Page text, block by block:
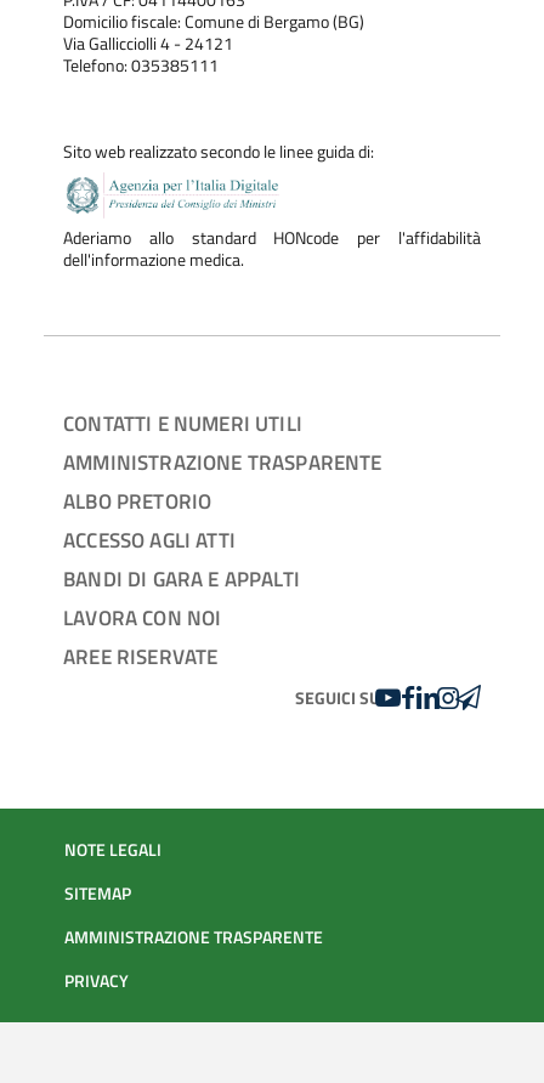
Domicilio fiscale: Comune di Bergamo (BG)
Via Gallicciolli 4 - 24121
Telefono: 035385111
Sito web realizzato secondo le linee guida di:
Aderiamo allo standard HONcode per l'affidabilità
dell'informazione medica.
CONTATTI E NUMERI UTILI
AMMINISTRAZIONE TRASPARENTE
ALBO PRETORIO
ACCESSO AGLI ATTI
BANDI DI GARA E APPALTI
LAVORA CON NOI
AREE RISERVATE
SEGUICI SUYOUTUBE
FACEBOOK
LINKEDIN
INSTAGRAM
NOTE LEGALI
SITEMAP
AMMINISTRAZIONE TRASPARENTE
PRIVACY